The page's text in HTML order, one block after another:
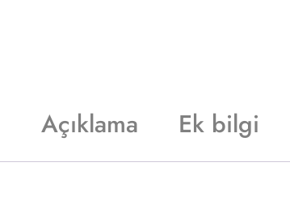
Açıklama Ek bilgi